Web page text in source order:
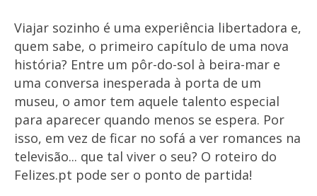
Viajar sozinho é uma experiência libertadora e,
quem sabe, o primeiro capítulo de uma nova
história? Entre um pôr-do-sol à beira-mar e
uma conversa inesperada à porta de um
museu, o amor tem aquele talento especial
para aparecer quando menos se espera. Por
isso, em vez de ficar no sofá a ver romances na
televisão... que tal viver o seu? O roteiro do
Felizes.pt pode ser o ponto de partida!